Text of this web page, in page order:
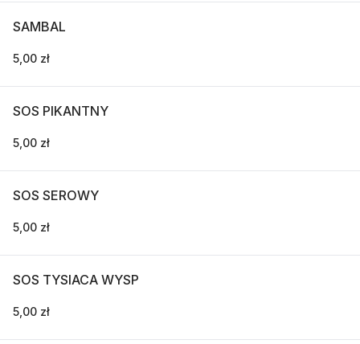
SAMBAL
5,00 zł
SOS PIKANTNY
5,00 zł
SOS SEROWY
5,00 zł
SOS TYSIACA WYSP
5,00 zł